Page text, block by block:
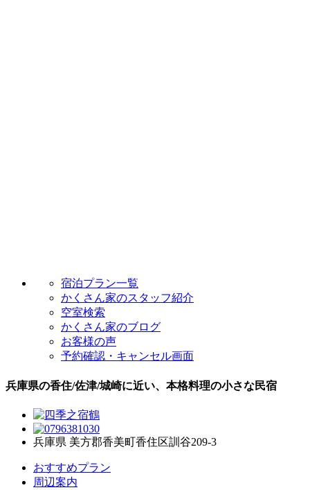
宿泊プラン一覧
かくさん家のスタッフ紹介
空室検索
かくさん家のブログ
お客様の声
予約確認・キャンセル画面
兵庫県の香住/佐津/城崎に近い、本格料理の小さな民宿
兵庫県 美方郡香美町香住区訓谷209-3
おすすめプラン
周辺案内